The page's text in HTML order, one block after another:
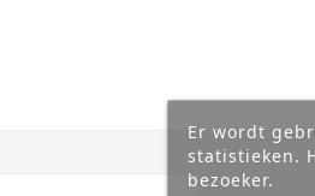
Er wordt
statistieken.
bezoeker.